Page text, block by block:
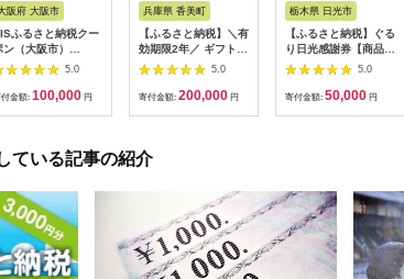
阪府 大阪市
ふるさと納税クー
ン（大阪市）
円分_OS039-
5.0
金額: 100,000 円
兵庫県 香美町
【ふるさと納税】＼有
効期限2年／ ギフトに
も使える 宿泊補助券
60,000円分 宿泊助成
券 宿泊券 旅 トラベル
宿 体験 ギフト クーポ
プレゼント 贈答 母の
日 25-09
5.0
寄付金額: 200,000 円
栃木県 日光市
【ふるさと納税】ぐる
り日光感謝券【商品券
1万5千円分】｜旅行
券 クーポン券 お食事
券 旅行 観光 温泉 旅
5.0
寄付金額: 50,000 円
ている記事の紹介